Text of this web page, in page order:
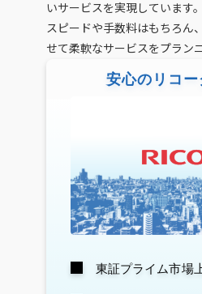
いサービスを実現しています。
スピードや手数料はもちろん
せて柔軟なサービスをプラン
安心のリコ
東証プライム市場